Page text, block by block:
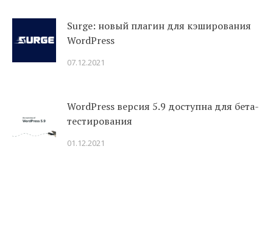
Surge: новый плагин для кэширования
WordPress
07.12.2021
WordPress версия 5.9 доступна для бета-
тестирования
01.12.2021